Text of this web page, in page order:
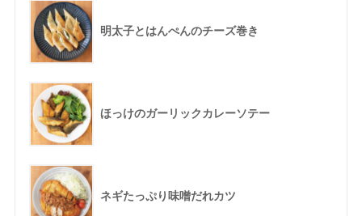
明太子とはんぺんのチーズ巻き
ほっけのガーリックカレーソテー
ネギたっぷり味噌だれカツ